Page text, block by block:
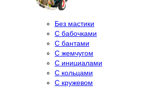
Без мастики
С бабочками
С бантами
С жемчугом
С инициалами
С кольцами
С кружевом